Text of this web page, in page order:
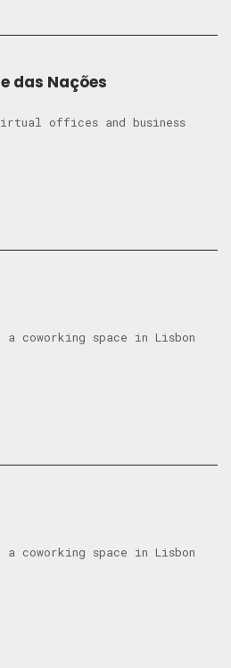
das Nações
offices and business
a coworking space in Lisbon
a coworking space in Lisbon